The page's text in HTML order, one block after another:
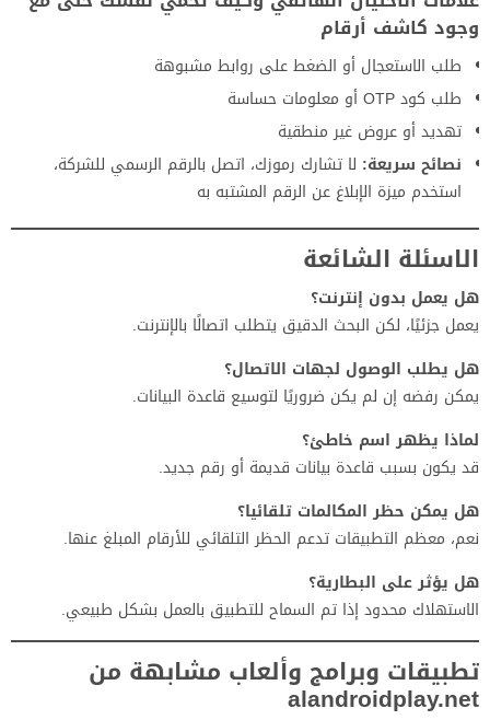
وجود كاشف أرقام
طلب الاستعجال أو الضغط على روابط مشبوهة
طلب كود OTP أو معلومات حساسة
تهديد أو عروض غير منطقية
نصائح سريعة: لا تشارك رموزك، اتصل بالرقم الرسمي للشركة،
استخدم ميزة الإبلاغ عن الرقم المشتبه به
الاسئلة الشائعة
هل يعمل بدون إنترنت؟
يعمل جزئيًا، لكن البحث الدقيق يتطلب اتصالًا بالإنترنت.
هل يطلب الوصول لجهات الاتصال؟
يمكن رفضه إن لم يكن ضروريًا لتوسيع قاعدة البيانات.
لماذا يظهر اسم خاطئ؟
قد يكون بسبب قاعدة بيانات قديمة أو رقم جديد.
هل يمكن حظر المكالمات تلقائيا؟
نعم، معظم التطبيقات تدعم الحظر التلقائي للأرقام المبلغ عنها.
هل يؤثر على البطارية؟
الاستهلاك محدود إذا تم السماح للتطبيق بالعمل بشكل طبيعي.
تطبيقات وبرامج وألعاب مشابهة من
alandroidplay.net